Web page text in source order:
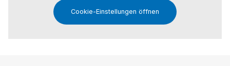
Cookie-Einstellungen öffnen